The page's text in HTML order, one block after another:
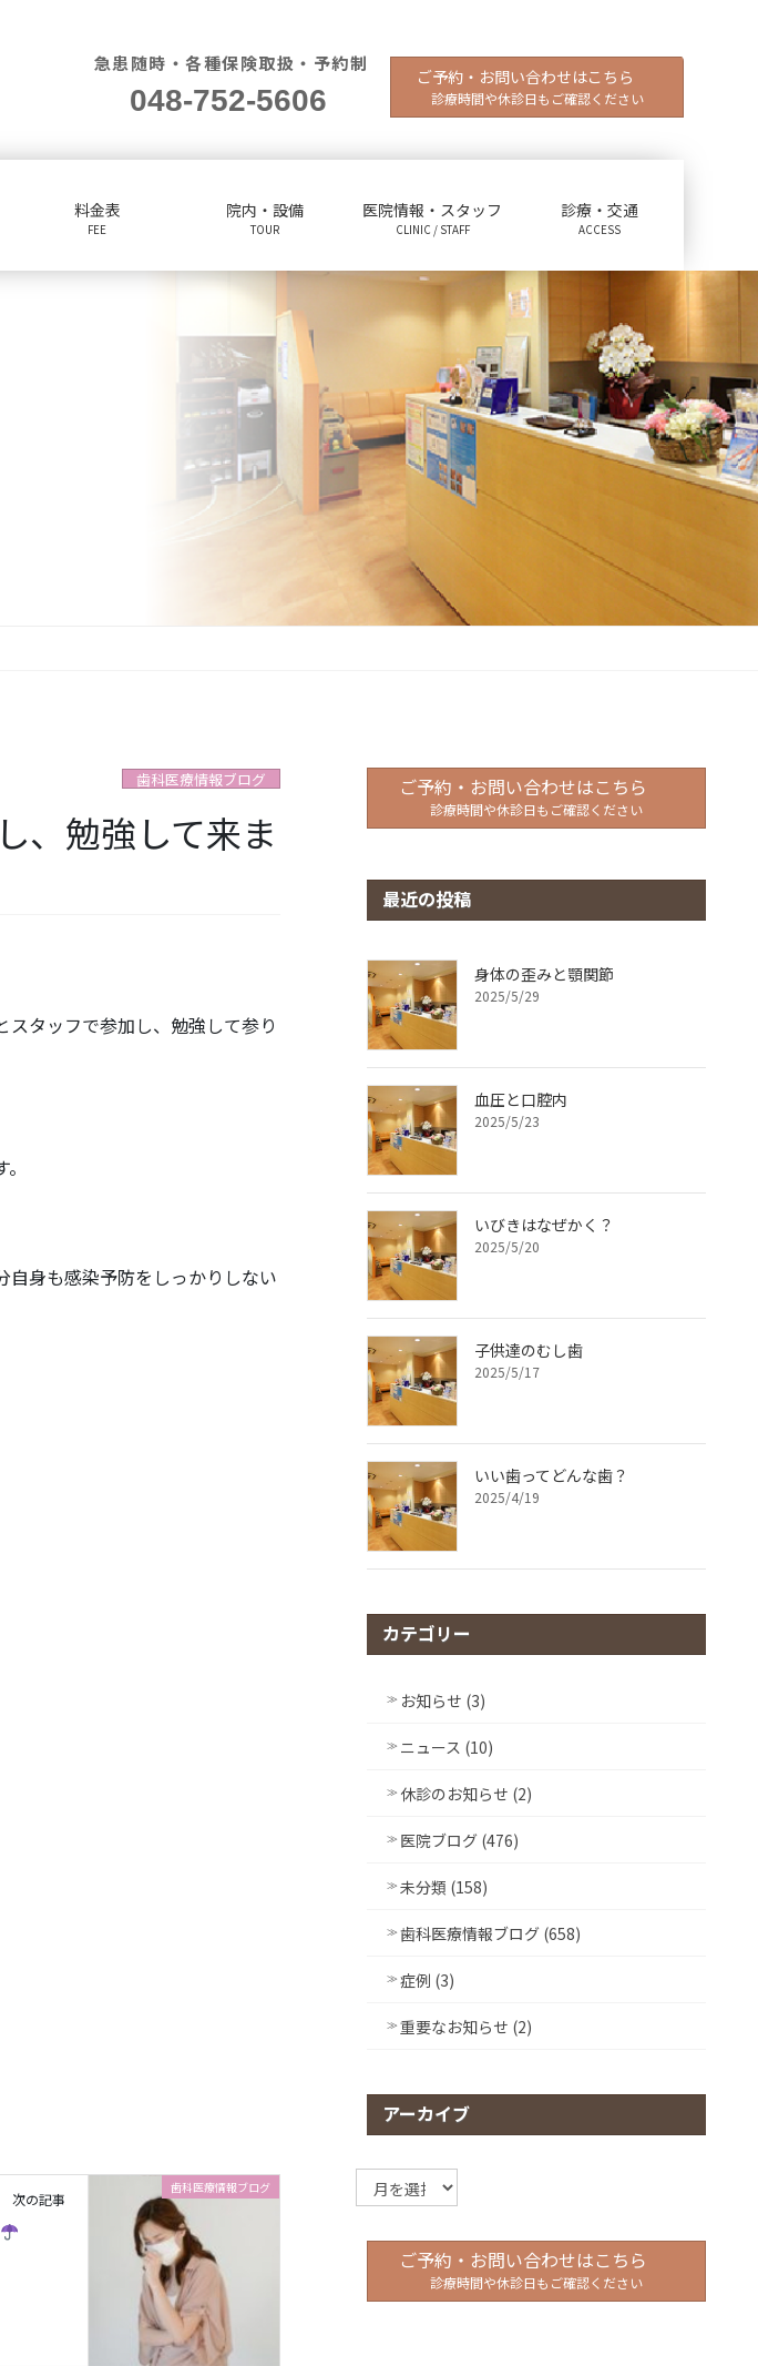
急患随時・各種保険取扱・予約制
048-752-5606
ご予約・お問い合わせはこちら
診療時間や休診日もご確認ください
料金表
FEE
院内・設備
TOUR
医院情報・スタッフ
CLINIC / STAFF
診療・交通
ACCESS
歯科医療情報ブログ
、勉強して来ま
タッフで参加し、勉強して参り
自身も感染予防をしっかりしない
歯科医療情報ブログ
次の記事
ご予約・お問い合わせはこちら
診療時間や休診日もご確認ください
最近の投稿
身体の歪みと顎関節
2025/5/29
血圧と口腔内
2025/5/23
いびきはなぜかく？
2025/5/20
子供達のむし歯
2025/5/17
いい歯ってどんな歯？
2025/4/19
カテゴリー
お知らせ (3)
ニュース (10)
休診のお知らせ (2)
医院ブログ (476)
未分類 (158)
歯科医療情報ブログ (658)
症例 (3)
重要なお知らせ (2)
アーカイブ
ア
ー
イ
ご予約・お問い合わせはこちら
診療時間や休診日もご確認ください